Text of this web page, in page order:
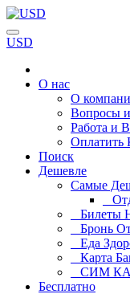
USD
О нас
О
Вопросы
Работа и
Оплатить
Поиск
Дешевле
Самые
Билеты
Бронь
Еда
Карта
СИМ
Бесплатно